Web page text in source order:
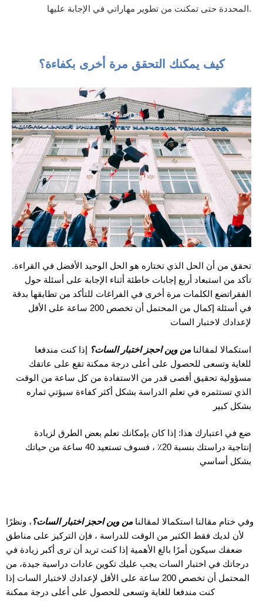
المحددة حتى تمكنت من تطوير مهاراتي في الإجابة عليها.
كيف يمكنك التحقق مرة أخرى بكفاءة؟
تحقق من أن الحل الذي تختاره هو الحل الوحيد الأفضل في القراءة.
تأكد من استبعاد أربع إجابات خاطئة أثناء الإجابة على أسئلة حول
الفقراتضع الكلمات مرة أخرى في الفراغات للتأكد من تطابقها بدقة
في أسئلة إكمال من المحتمل أن تخصص 200 ساعة على الأقل
لإعدادك لاختبار السات
استكمالا لمقالنا من وين احجز اختبار السات؟ إذا كنت مندفعا
للغاية وتسعى للحصول على أعلى درجة ممكنة تقع على عاتقك
مسؤولية تحقيق أقصى قدر من الاستفادة من كل ساعة من الوقت
الذي تستثمره في تعلم الدراسة بشكل أكثر كفاءة سيؤتي ثماره
بشكل كبير
ضع في اعتبارك هذا: إذا كان بإمكانك تعلم بعض الطرق لزيادة
إنتاجية دراستك بنسبة 20٪ ، فسوف تستعيد 40 ساعة من حياتك
بشكل أساسي
وفي ختام مقالنا استكمالا لمقالنا من وين احجز اختبار السات؟ ، ونظرًا
لأن لديك فقط الكثير من الوقت للدراسة ، فإن التركيز على مناطق
ضعفك سيكون أمرًا بالغ الأهمية إذا كنت تريد أن ترى أكبر زيادة في
درجاتك في اختبار السات يجب عليك تكوين عادات دراسية جيدة، من
المحتمل أن تخصص 200 ساعة على الأقل لإعدادك لاختبار السات إذا
كنت مندفعا للغاية وتسعى للحصول على أعلى درجة ممكنة